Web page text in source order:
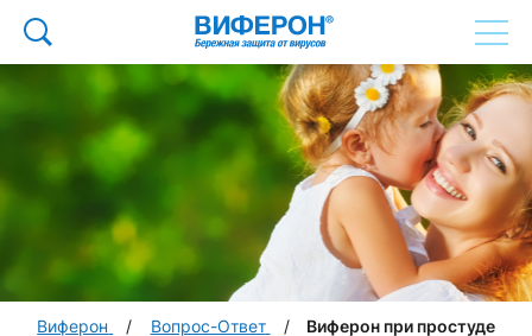
Виферон Вопрос-Ответ Виферон при простуде